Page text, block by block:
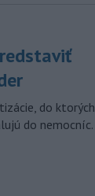
do ktorých
do nemocníc.